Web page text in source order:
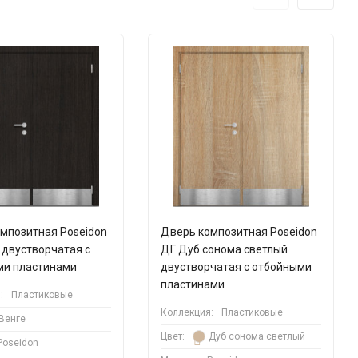
Poseidon
с
пластинами
Пластиковые
Дверь композитная Poseidon
ДГ Дуб сонома светлый
двустворчатая с отбойными
пластинами
Коллекция: Пластиковые
Цвет: Дуб сонома светлый